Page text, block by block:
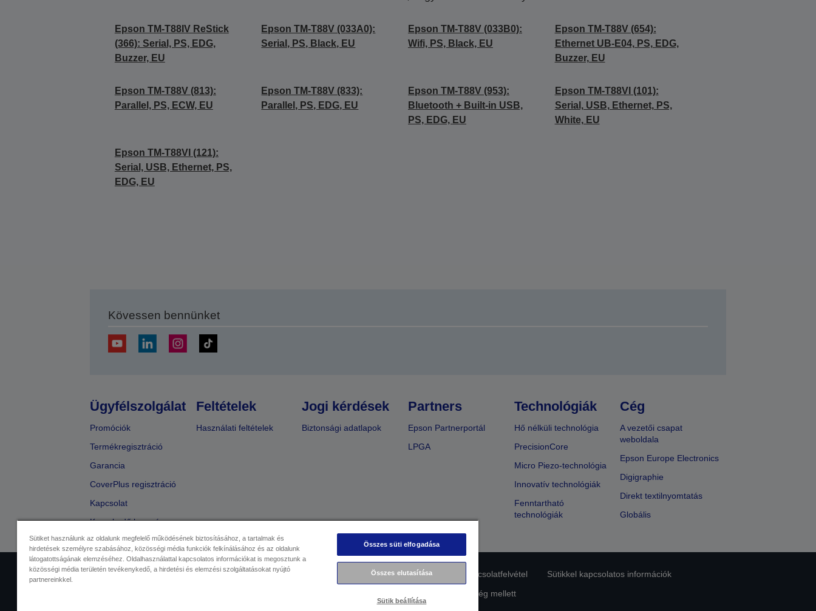
Epson TM-T88IV ReStick
(366): Serial, PS, EDG,
Buzzer, EU
Epson TM-T88V (033A0):
Serial, PS, Black, EU
Epson TM-T88V (033B0):
Wifi, PS, Black, EU
Epson TM-T88V (654):
Ethernet UB-E04, PS, EDG,
Buzzer, EU
Epson TM-T88V (813):
Parallel, PS, ECW, EU
Epson TM-T88V (833):
Parallel, PS, EDG, EU
Epson TM-T88V (953):
Bluetooth + Built-in USB,
PS, EDG, EU
Epson TM-T88VI (101):
Serial, USB, Ethernet, PS,
White, EU
Epson TM-T88VI (121):
Serial, USB, Ethernet, PS,
EDG, EU
Kövessen bennünket
Ügyfélszolgálat
Promóciók
Termékregisztráció
Garancia
CoverPlus regisztráció
Kapcsolat
Kereskedő keresése
Feltételek
Használati feltételek
Jogi kérdések
Biztonsági adatlapok
Partners
Epson Partnerportál
LPGA
Technológiák
Hő nélküli technológia
PrecisionCore
Micro Piezo-technológia
Innovatív technológiák
Fenntartható
technológiák
Cég
A vezetői csapat
weboldala
Epson Europe Electronics
Digigraphie
Direkt textilnyomtatás
Globális
Kereskedelmi központ Adatvédelmi nyilatkozat EU Data Act Compliance Kapcsolatfelvétel
Sütikkel kapcsolatos információk
Az Epson elkötelezettsége az akadálymentesség mellett
Sütiket használunk az oldalunk megfelelő működésének biztosításához, a tartalmak és
hirdetések személyre szabásához, közösségi média funkciók felkínálásához és az oldalunk
látogatottságának elemzéséhez. Oldalhasználattal kapcsolatos információkat is megosztunk a
közösségi média területén tevékenykedő, a hirdetési és elemzési szolgáltatásokat nyújtó
partnereinkkel.
Összes süti elfogadása
Összes elutasítása
Sütik beállítása